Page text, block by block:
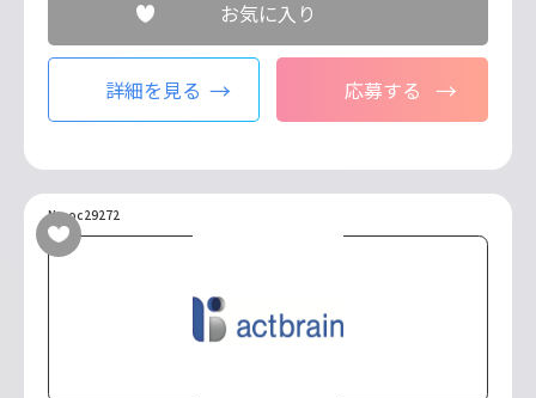
お気に入り
詳細を見る 応募する
No.oc29272